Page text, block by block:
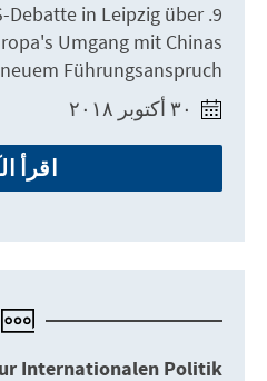
Debatte in Leipzig über
Umgang mit Chinas
neuem Führungsanspruch
اقرأ
Internationalen Politik